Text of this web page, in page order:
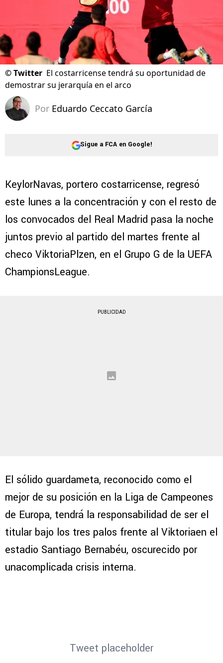
©Twitter El costarricense tendrá su oportunidad de
demostrar su jerarquía en el arco
Por Eduardo Ceccato García
Sigue a FCA en Google!
KeylorNavas, portero costarricense, regresó
este lunes a la concentración y con el resto de
los convocados del Real Madrid pasa la noche
juntos previo al partido del martes frente al
checo ViktoriaPlzen, en el Grupo G de la UEFA
ChampionsLeague.
PUBLICIDAD
El sólido guardameta, reconocido como el
mejor de su posición en la Liga de Campeones
de Europa, tendrá la responsabilidad de ser el
titular bajo los tres palos frente al Viktoriaen el
estadio Santiago Bernabéu, oscurecido por
unacomplicada crisis interna.
Tweet placeholder